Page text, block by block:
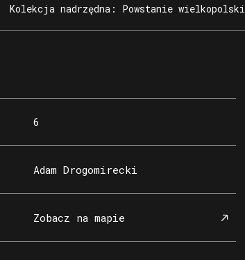
Kolekcja nadrzędna: Powstanie
6
Adam Drogomirecki
Zobacz na mapie